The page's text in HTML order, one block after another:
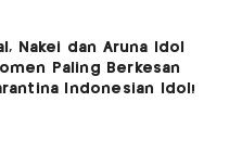
Nakei dan Aruna Idol
Paling Berkesan
Indonesian Idol!